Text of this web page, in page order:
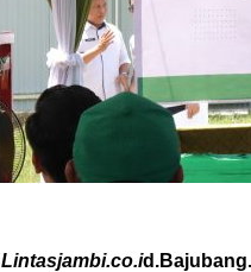
Lintasjambi.co.i